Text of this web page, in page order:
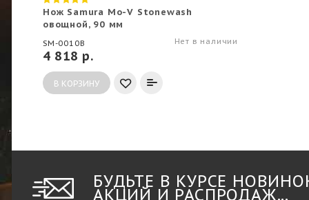
Нож Samura Mo-V Stonewash
овощной, 90 мм
SM-0010B Нет в наличии
4 818 р.
В КОРЗИНУ
БУДЬТЕ В КУРСЕ
АКЦИЙ И РАСПРОДАЖ...